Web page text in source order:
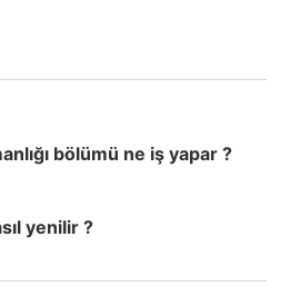
bölümü ne iş yapar ?
yenilir ?